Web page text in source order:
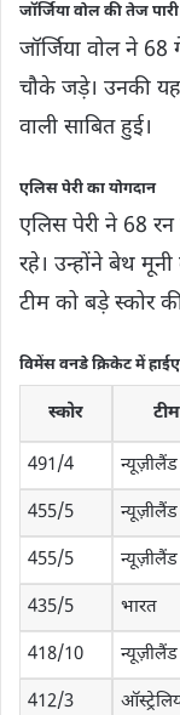
जॉर्जिया वोल की तेज पारी
जॉर्जिया वोल ने
चौके जड़े। उनकी
वाली साबित हुई।
एलिस पेरी का योगदान
एलिस पेरी ने 68
रहे। उन्होंने बेथ
टीम को बड़े स्कोर
विमेंस वनडे क्रिकेट में
स्कोर टीम
491/4 न्यूज़ीलैंड
455/5 न्यूज़ीलैंड
455/5 न्यूज़ीलैंड
435/5 भारत
418/10 न्यूज़ीलैंड
412/3